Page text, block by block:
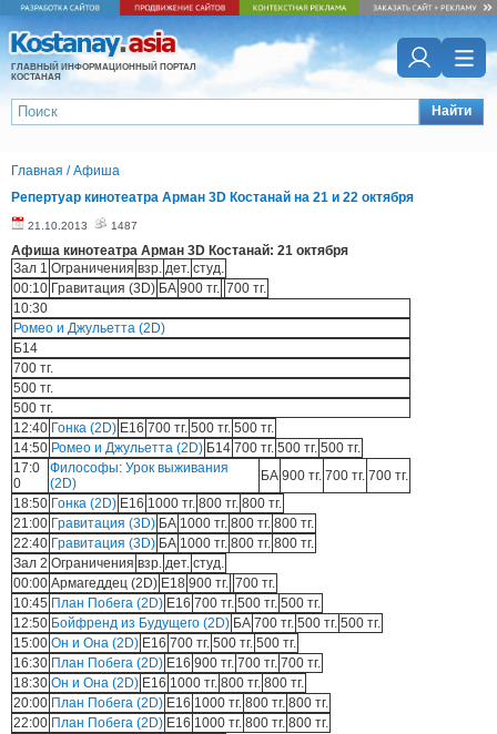
ГЛАВНЫЙ ИНФОРМАЦИОННЫЙ ПОРТАЛ
КОСТАНАЯ
Найти
Главная /Афиша
Репертуар кинотеатра Арман 3D Костанай на 21 и 22 октября
21.10.2013 1487
Афиша кинотеатра Арман 3D Костанай: 21 октября
Зал 1 Ограничения взр. дет. студ.
00:10 Гравитация (3D) БА 900 тг. 700 тг.
10:30
Ромео и Джульетта (2D)
Б14
700 тг.
500 тг.
500 тг.
12:40 Гонка (2D) E16 700 тг. 500 тг. 500 тг.
14:50 Ромео и Джульетта (2D) Б14 700 тг. 500 тг. 500 тг.
17:0
0
Философы: Урок выживания
(2D)
БА 900 тг. 700 тг. 700 тг.
18:50 Гонка (2D) E16 1000 тг. 800 тг. 800 тг.
21:00 Гравитация (3D) БА 1000 тг. 800 тг. 800 тг.
22:40 Гравитация (3D) БА 1000 тг. 800 тг. 800 тг.
Зал 2 Ограничения взр. дет. студ.
00:00 Армагеддец (2D) Е18 900 тг. 700 тг.
10:45 План Побега (2D) E16 700 тг. 500 тг. 500 тг.
12:50 Бойфренд из Будущего (2D) БА 700 тг. 500 тг. 500 тг.
15:00 Он и Она (2D) E16 700 тг. 500 тг. 500 тг.
16:30 План Побега (2D) E16 900 тг. 700 тг. 700 тг.
18:30 Он и Она (2D) E16 1000 тг. 800 тг. 800 тг.
20:00 План Побега (2D) E16 1000 тг. 800 тг. 800 тг.
22:00 План Побега (2D) E16 1000 тг. 800 тг. 800 тг.